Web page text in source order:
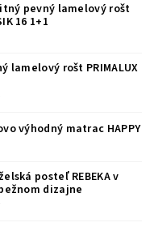
pevný lamelový rošt
16 1+1
lamelový rošt PRIMALUX
výhodný matrac HAPPY
posteľ REBEKA v
dizajne